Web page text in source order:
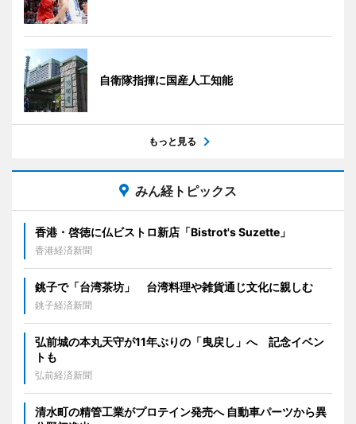
自衛隊指揮に国産人工知能
もっと見る
みん経トピックス
香港・啓徳に仏ビストロ新店「Bistrot's Suzette」
香港経済新聞
銚子で「台湾茶坊」 台湾料理や雑貨通じ文化に親しむ
銚子経済新聞
弘前城の本丸天守が11年ぶりの「曳戻し」へ 記念イベン
トも
弘前経済新聞
清水町の精管工業がプロテイン発売へ 自動車パーツから異